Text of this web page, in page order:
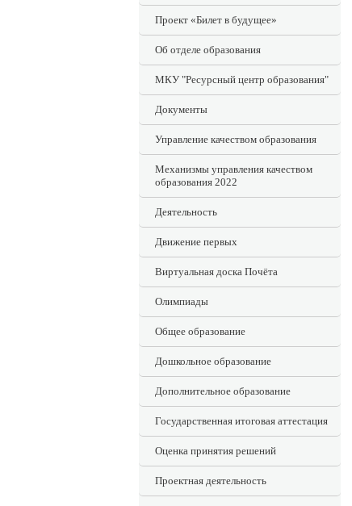
Проект «Билет в будущее»
Об отделе образования
МКУ "Ресурсный центр образования"
Документы
Управление качеством образования
Механизмы управления качеством
образования 2022
Деятельность
Движение первых
Виртуальная доска Почёта
Олимпиады
Общее образование
Дошкольное образование
Дополнительное образование
Государственная итоговая аттестация
Оценка принятия решений
Проектная деятельность